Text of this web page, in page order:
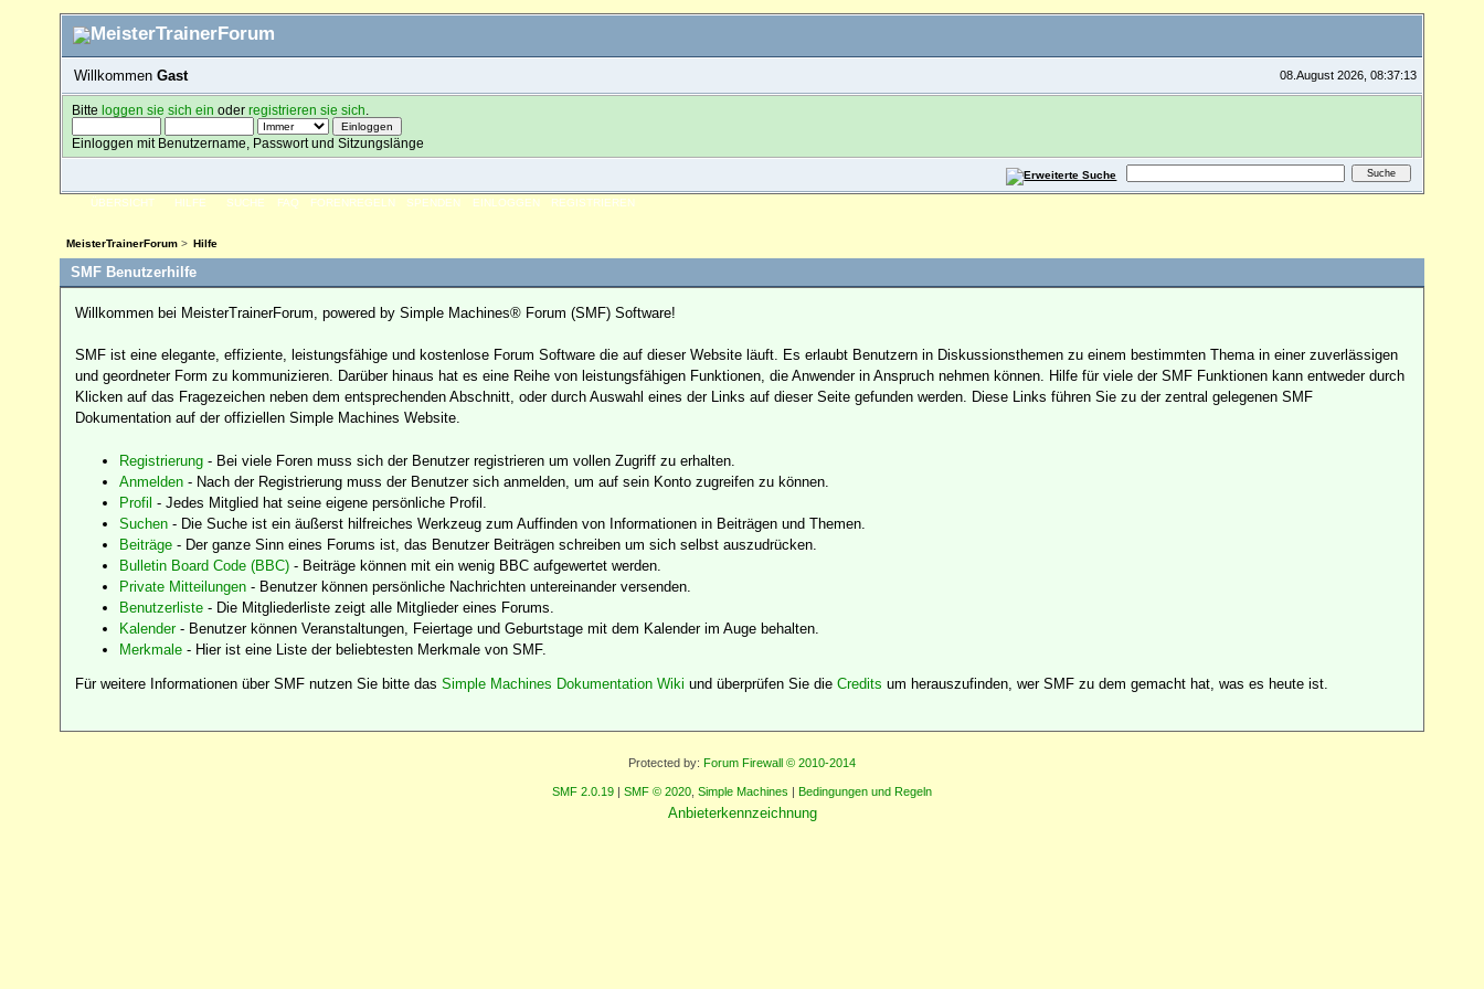
08.August 2026, 08:37:13
WillkommenGast
Bitte loggen sie sich ein oder registrieren sie sich
Einloggen mit Benutzername, Passwort und Sitzungslänge
ÜBERSICHT HILFE SUCHE FAQ FORENREGELN SPENDEN EINLOGGEN REGISTRIEREN
MeisterTrainerForum > Hilfe
SMF Benutzerhilfe
Willkommen bei MeisterTrainerForum, powered by Simple Machines® Forum (SMF) Software!
SMF ist eine elegante, effiziente, leistungsfähige und kostenlose Forum Software die auf dieser Website läuft. Es erlaubt Benutzern in Diskussionsthemen zu einem bestimmten Thema in einer zuverlässigen
und geordneter Form zu kommunizieren. Darüber hinaus hat es eine Reihe von leistungsfähigen Funktionen, die Anwender in Anspruch nehmen können. Hilfe für viele der SMF Funktionen kann entweder durch
Klicken auf das Fragezeichen neben dem entsprechenden Abschnitt, oder durch Auswahl eines der Links auf dieser Seite gefunden werden. Diese Links führen Sie zu der zentral gelegenen SMF
Dokumentation auf der offiziellen Simple Machines Website.
Registrierung- Bei viele Foren muss sich der Benutzer registrieren um vollen Zugriff zu erhalten.
Anmelden- Nach der Registrierung muss der Benutzer sich anmelden, um auf sein Konto zugreifen zu können.
Profil - Jedes Mitglied hat seine eigene persönliche Profil.
Suchen- Die Suche ist ein äußerst hilfreiches Werkzeug zum Auffinden von Informationen in Beiträgen und Themen.
Beiträge- Der ganze Sinn eines Forums ist, das Benutzer Beiträgen schreiben um sich selbst auszudrücken.
Bulletin Board Code (BBC)- Beiträge können mit ein wenig BBC aufgewertet werden.
Private Mitteilungen- Benutzer können persönliche Nachrichten untereinander versenden.
Benutzerliste- Die Mitgliederliste zeigt alle Mitglieder eines Forums.
Kalender- Benutzer können Veranstaltungen, Feiertage und Geburtstage mit dem Kalender im Auge behalten.
Merkmale- Hier ist eine Liste der beliebtesten Merkmale von SMF.
Für weitere Informationen über SMF nutzen Sie bitte das Simple Machines Dokumentation Wiki und überprüfen Sie die Credits um herauszufinden, wer SMF zu dem gemacht hat, was es heute ist.
Protected by: Forum Firewall © 2010-2014
SMF 2.0.19 | SMF © 2020 Simple Machines | Bedingungen und Regeln
Anbieterkennzeichnung